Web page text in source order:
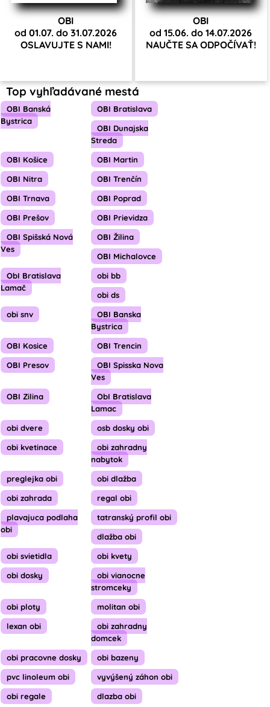
OBI
od 01.07. do 31.07.2026
OSLAVUJTE S NAMI!
OBI
od 15.06. do 14.07.2026
NAUČTE SA ODPOČÍVAŤ!
Top vyhľadávané mestá
OBI Banská
Bystrica
OBI Bratislava
OBI Dunajska
Streda
OBI Košice
OBI Martin
OBI Nitra
OBI Trenčín
OBI Trnava
OBI Poprad
OBI Prešov
OBI Prievidza
OBI Spišská Nová
Ves
OBI Žilina
OBI Michalovce
ObI Bratislava
Lamač
obi bb
obi ds
obi snv
OBI Banska
Bystrica
OBI Kosice
OBI Trencin
OBI Presov
OBI Spisska Nova
Ves
OBI Zilina
ObI Bratislava
Lamac
obi dvere
osb dosky obi
obi kvetinace
obi zahradny
nabytok
preglejka obi
obi dlažba
obi zahrada
regal obi
plavajuca podlaha
obi
tatranský profil obi
dlažba obi
obi svietidla
obi kvety
obi dosky
obi vianocne
stromceky
obi ploty
molitan obi
lexan obi
obi zahradny
domcek
obi pracovne dosky
obi bazeny
pvc linoleum obi
vyvýšený záhon obi
obi regale
dlazba obi